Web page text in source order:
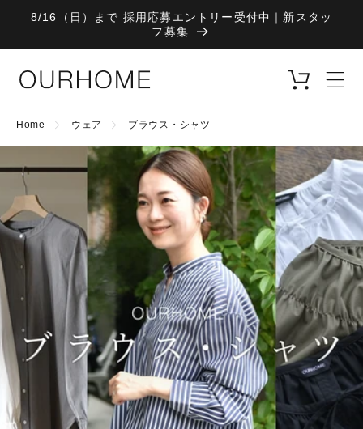
ンツに
8/16（日）まで 採用応募エントリー受付中｜新スタッ
フ募集
カ
ー
Home ウェア ブラウス・シャツ